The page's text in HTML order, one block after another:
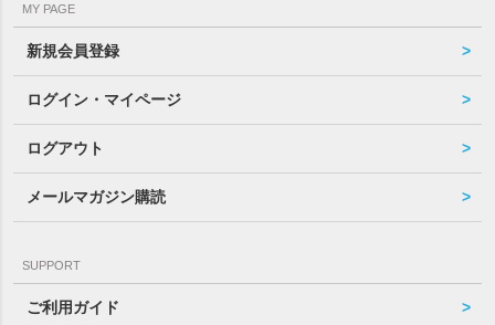
MY PAGE
新規会員登録
ログイン・マイページ
ログアウト
メールマガジン購読
SUPPORT
ご利用ガイド